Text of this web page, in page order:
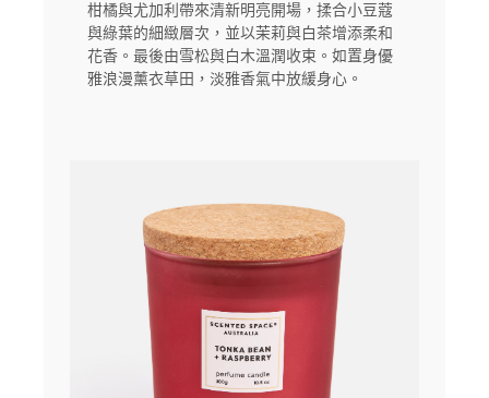
柑橘與尤加利帶來清新明亮開場，揉合小豆蔻
與綠葉的細緻層次，並以茉莉與白茶增添柔和
花香。最後由雪松與白木溫潤收束。如置身優
雅浪漫薰衣草田，淡雅香氣中放緩身心。